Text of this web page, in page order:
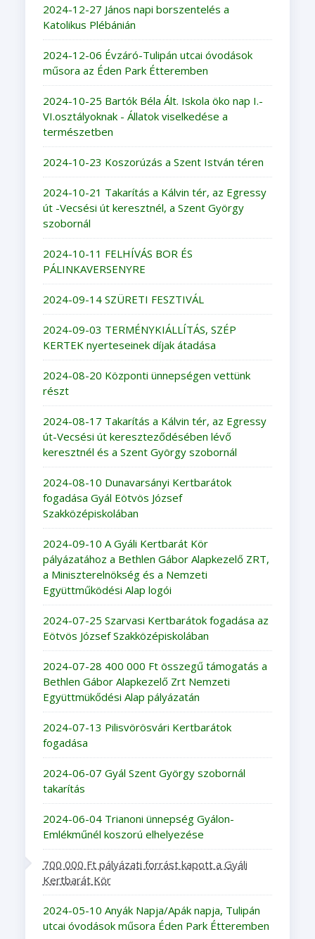
2024-12-27 János napi borszentelés a
Katolikus Plébánián
2024-12-06 Évzáró-Tulipán utcai óvodások
műsora az Éden Park Étteremben
2024-10-25 Bartók Béla Ált. Iskola öko nap I.-
VI.osztályoknak - Állatok viselkedése a
természetben
2024-10-23 Koszorúzás a Szent István téren
2024-10-21 Takarítás a Kálvin tér, az Egressy
út -Vecsési út keresztnél, a Szent György
szobornál
2024-10-11 FELHÍVÁS BOR ÉS
PÁLINKAVERSENYRE
2024-09-14 SZÜRETI FESZTIVÁL
2024-09-03 TERMÉNYKIÁLLÍTÁS, SZÉP
KERTEK nyerteseinek díjak átadása
2024-08-20 Központi ünnepségen vettünk
részt
2024-08-17 Takarítás a Kálvin tér, az Egressy
út-Vecsési út kereszteződésében lévő
keresztnél és a Szent György szobornál
2024-08-10 Dunavarsányi Kertbarátok
fogadása Gyál Eötvös József
Szakközépiskolában
2024-09-10 A Gyáli Kertbarát Kör
pályázatához a Bethlen Gábor Alapkezelő ZRT,
a Miniszterelnökség és a Nemzeti
Együttműködési Alap logói
2024-07-25 Szarvasi Kertbarátok fogadása az
Eötvös József Szakközépiskolában
2024-07-28 400 000 Ft összegű támogatás a
Bethlen Gábor Alapkezelő Zrt Nemzeti
Együttmükődési Alap pályázatán
2024-07-13 Pilisvörösvári Kertbarátok
fogadása
2024-06-07 Gyál Szent György szobornál
takarítás
2024-06-04 Trianoni ünnepség Gyálon-
Emlékműnél koszorú elhelyezése
700 000 Ft pályázati forrást kapott a Gyáli
Kertbarát Kör
2024-05-10 Anyák Napja/Apák napja, Tulipán
utcai óvodások műsora Éden Park Étteremben